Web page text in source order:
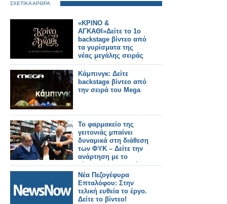
ΣΧΕΤΙΚΑ ΑΡΘΡΑ
«ΚΡΙΝΟ &
ΑΓΚΑΘΙ»Δείτε το 1ο
backstage βίντεο από
τα γυρίσματα της
νέας μεγάλης σειράς
εποχής του ΑΝΤ1
Κάμπινγκ: Δείτε
backstage βίντεο από
την σειρά του Mega
Το φαρμακείο της
γειτονιάς μπαίνει
δυναμικά στη διάθεση
των ΦΥΚ – Δείτε την
ανάρτηση με το
βίντεο του Υπ.Υγείας
Αδωνη Γεωργιάδη
(video)
Νέα Πεζογέφυρα
Επταλόφου: Στην
τελική ευθεία το έργο.
Δείτε το βίντεο!